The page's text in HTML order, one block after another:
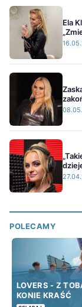
Ela
POLECAMY
LOVERS - Z
KONIE KRAŚĆ